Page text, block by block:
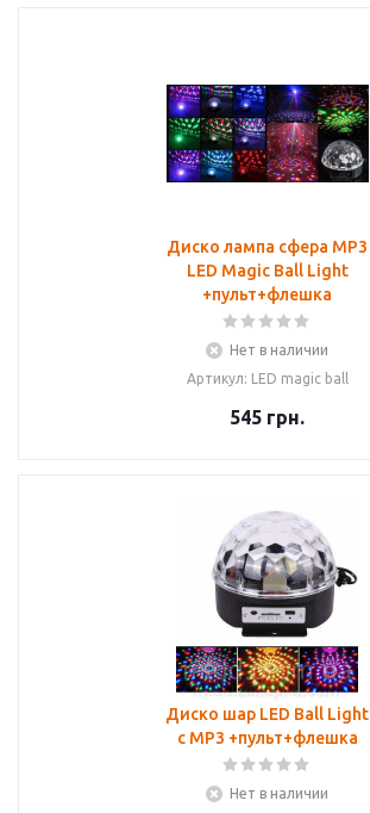
Диско лампа сфера MP3
LED Magic Ball Light
+пульт+флешка
Нет в наличии
Артикул: LED magic ball
545 грн.
Диско шар LED Ball Light
с MP3 +пульт+флешка
Нет в наличии